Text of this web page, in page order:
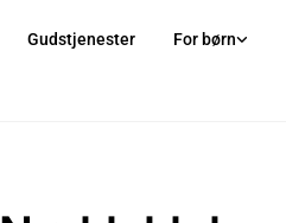
Gudstjenester For børn